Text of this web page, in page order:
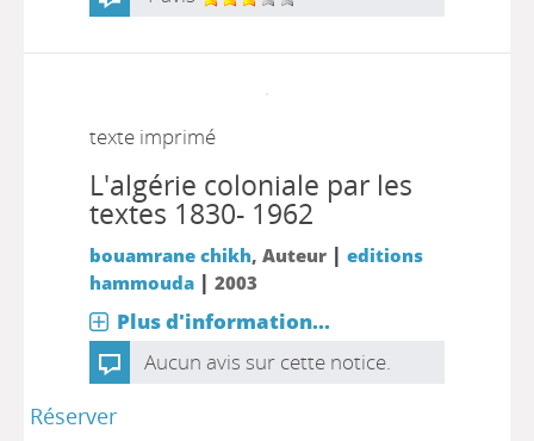
texte imprimé
L'algérie coloniale par les
textes 1830- 1962
bouamrane chikh, Auteur | editions
hammouda| 2003
Plus d'information...
Aucun avis sur cette notice.
Réserver